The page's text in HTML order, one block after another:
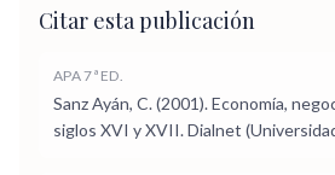
Citar esta publicación
APA 7ª ED.
Sanz Ayán, C. (2001). Economía,
siglos XVI y XVII. Dialnet